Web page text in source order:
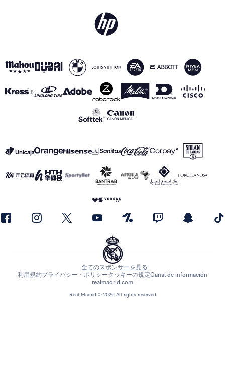
Real Madrid © 2026 All rights reserved
全てのスポンサーを見る
利用規約プライバシー・ポリシークッキーの規定Canal de información
realmadrid.com